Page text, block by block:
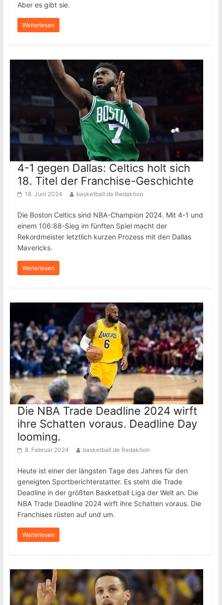
Aber es gibt sie.
Weiterlesen
4-1 gegen Dallas: Celtics holt sich
18. Titel der Franchise-Geschichte
18. Juni 2024 basketball.de Redaktion
Die Boston Celtics sind NBA-Champion 2024. Mit 4-1 und
einem 106:88-Sieg im fünften Spiel macht der
Rekordmeister letztlich kurzen Prozess mit den Dallas
Mavericks.
Weiterlesen
Die NBA Trade Deadline 2024 wirft
ihre Schatten voraus. Deadline Day
looming.
8. Februar 2024 basketball.de Redaktion
Heute ist einer der längsten Tage des Jahres für den
geneigten Sportberichterstatter. Es steht die Trade
Deadline in der größten Basketball Liga der Welt an. Die
NBA Trade Deadline 2024 wirft ihre Schatten voraus. Die
Franchises rüsten auf und um.
Weiterlesen